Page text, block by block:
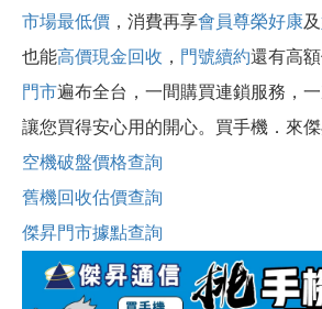
市場最低價 ，消費再享會員尊榮好康及
也能高價現金回收 ， 門號續約還有高
門市遍布全台，一間購買連鎖服務，
讓您買得安心用的開心。買手機．來傑
空機破盤價格查詢
舊機回收估價查詢
傑昇門市據點查詢